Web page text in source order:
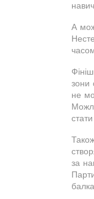
А
зони
не
за